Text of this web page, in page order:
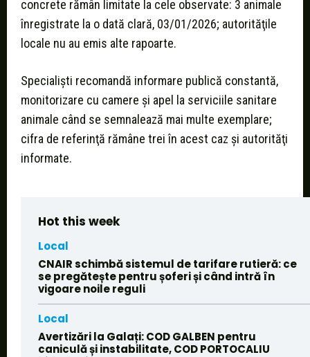
concrete rămân limitate la cele observate: 3 animale
înregistrate la o dată clară, 03/01/2026; autorităţile
locale nu au emis alte rapoarte.
Specialişti recomandă informare publică constantă,
monitorizare cu camere şi apel la serviciile sanitare
animale când se semnalează mai multe exemplare;
cifra de referinţă rămâne trei în acest caz și autorităţi
informate.
Hot this week
Local
CNAIR schimbă sistemul de tarifare rutieră: ce
se pregătește pentru șoferi și când intră în
vigoare noile reguli
Local
Avertizări la Galați: COD GALBEN pentru
caniculă și instabilitate, COD PORTOCALIU